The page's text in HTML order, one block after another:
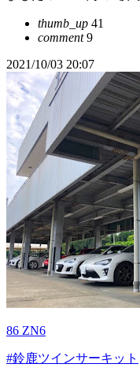
thumb_up 41
comment9
2021/10/03 20:07
86 ZN6
#鈴鹿ツインサーキット